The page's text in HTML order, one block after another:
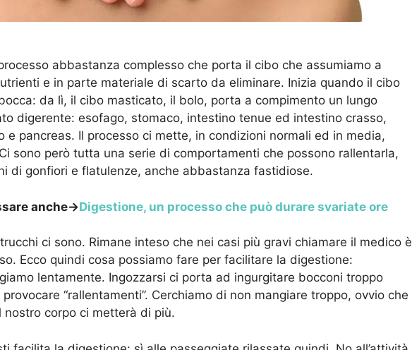
abbastanza complesso che porta il cibo che assumiamo a
e in parte materiale di scarto da eliminare. Inizia quando il cibo
da lì, il cibo masticato, il bolo, porta a compimento un lungo
digerente: esofago, stomaco, intestino tenue ed intestino crasso,
e pancreas. Il processo ci mette, in condizioni normali ed in media,
sono però tutta una serie di comportamenti che possono rallentarla,
di gonfiori e flatulenze, anche abbastanza fastidiose.
anche->Digestione, un processo che può durare svariate ore
ci sono. Rimane inteso che nei casi più gravi chiamare il medico è
Ecco quindi cosa possiamo fare per facilitare la digestione:
lentamente. Ingozzarsi ci porta ad ingurgitare bocconi troppo
“rallentamenti”. Cerchiamo di non mangiare troppo, ovvio che
nostro corpo ci metterà di più.